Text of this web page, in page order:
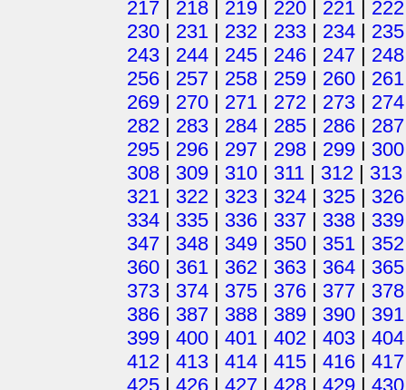
217 | 218 | 219 | 220 | 221 | 222
230 | 231 | 232 | 233 | 234 | 235
243 | 244 | 245 | 246 | 247 | 248
256 | 257 | 258 | 259 | 260 | 261
269 | 270 | 271 | 272 | 273 | 274
282 | 283 | 284 | 285 | 286 | 287
295 | 296 | 297 | 298 | 299 | 300
308 | 309 | 310 | 311 | 312 | 313
321 | 322 | 323 | 324 | 325 | 326
334 | 335 | 336 | 337 | 338 | 339
347 | 348 | 349 | 350 | 351 | 352
360 | 361 | 362 | 363 | 364 | 365
373 | 374 | 375 | 376 | 377 | 378
386 | 387 | 388 | 389 | 390 | 391
399 | 400 | 401 | 402 | 403 | 404
412 | 413 | 414 | 415 | 416 | 417
425 | 426 | 427 | 428 | 429 | 430